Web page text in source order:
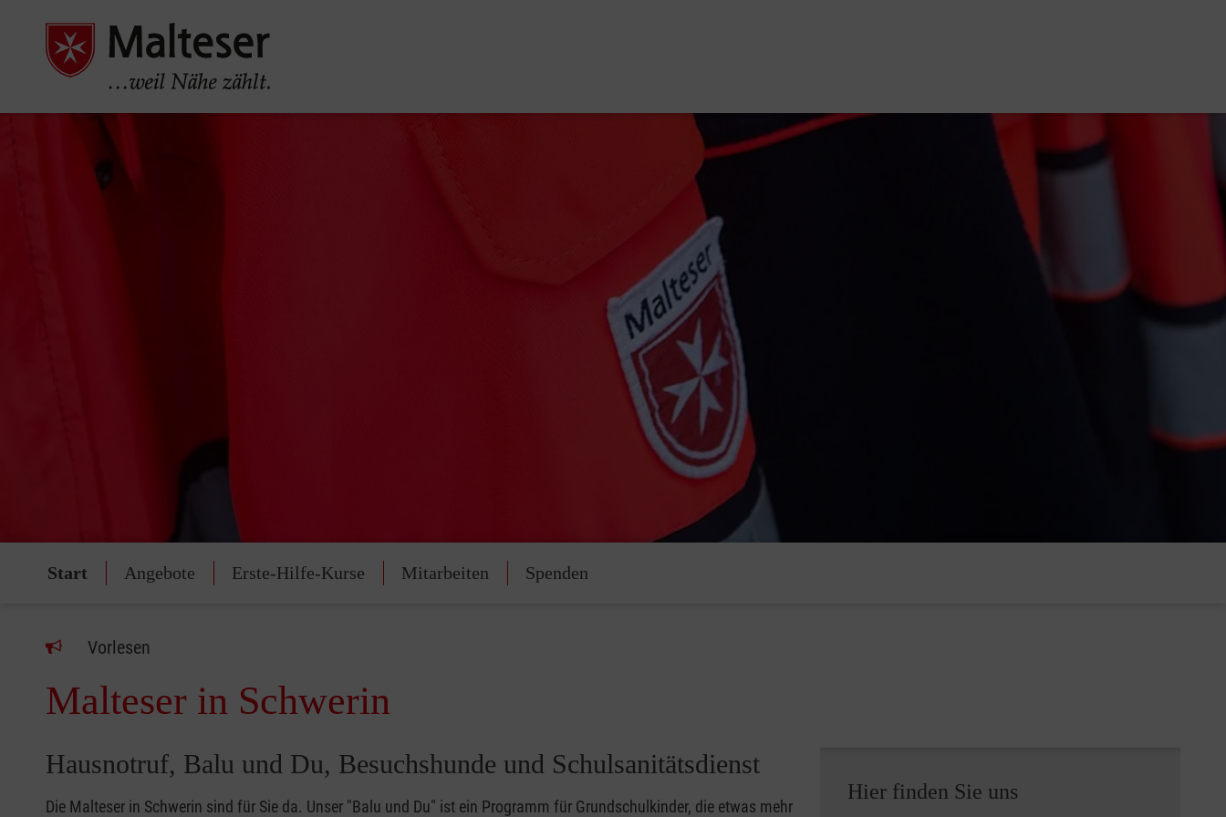
Start Angebote Erste-Hilfe-Kurse Mitarbeiten Spenden
Vorlesen
Malteser in Schwerin
Hausnotruf, Balu und Du, Besuchshunde und Schulsanitätsdienst
Die Malteser in Schwerin sind für Sie da. Unser "Balu und Du" ist ein Programm für Grundschulkinder, die etwas mehr
Hier finden Sie uns